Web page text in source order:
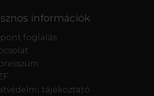
információk
foglalás
tájékoztató